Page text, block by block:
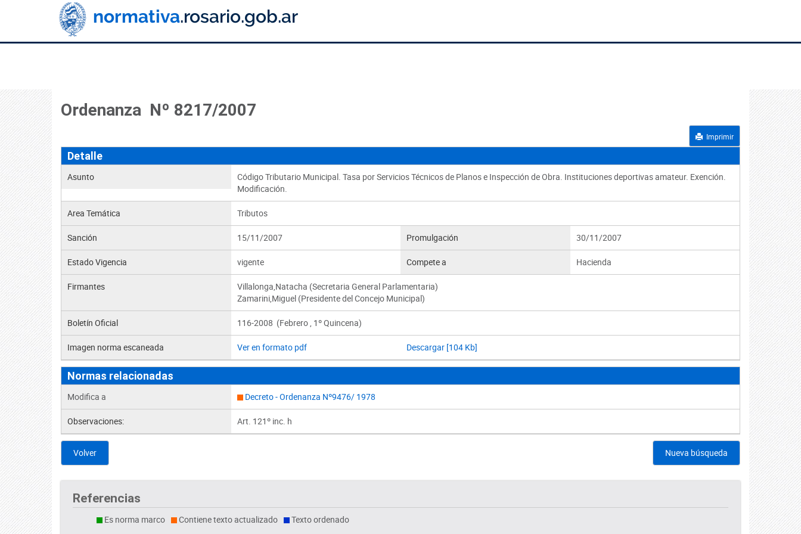
Ordenanza Nº 8217/2007
Imprimir
Detalle
Asunto
Código Tributario Municipal. Tasa por Servicios Técnicos de Planos e Inspección de Obra. Instituciones deportivas amateur. Exención.
Modificación.
Area Temática Tributos
Sanción 15/11/2007 Promulgación 30/11/2007
Estado Vigencia vigente Compete a Hacienda
Firmantes
Villalonga,Natacha (Secretaria General Parlamentaria)
Zamarini,Miguel (Presidente del Concejo Municipal)
Boletín Oficial 116-2008 (Febrero , 1º Quincena)
Imagen norma escaneada Ver en formato pdf Descargar [104 Kb]
Normas relacionadas
Modifica a Decreto - Ordenanza Nº9476/ 1978
Observaciones: Art. 121º inc. h
Volver Nueva búsqueda
Referencias
Es norma marco Contiene texto actualizado Texto ordenado